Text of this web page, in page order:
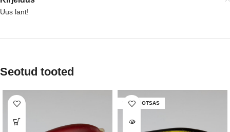
Uus lant!
Seotud tooted
LAOST OTSAS